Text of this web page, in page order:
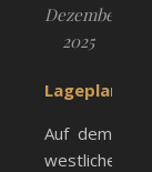
Dezember
2025
Lageplan
Auf dem
westlichen